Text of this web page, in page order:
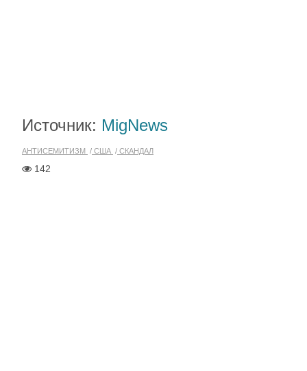
Источник: MigNews
АНТИСЕМИТИЗМ США СКАНДАЛ
142